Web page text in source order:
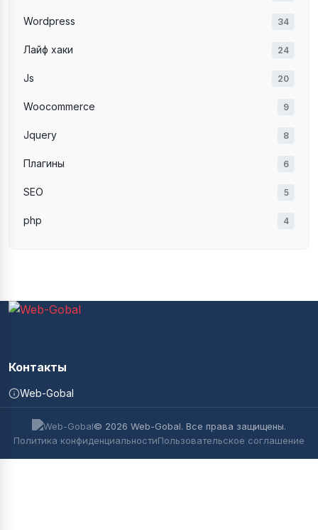
Wordpress 34
Лайф хаки 24
Js 20
Woocommerce 9
Jquery 8
Плагины 6
SEO 5
php 4
Контакты
Web-Gobal
© 2026 Web-Gobal. Все права защищены.
Политика конфиденциальностиПользовательское соглашение